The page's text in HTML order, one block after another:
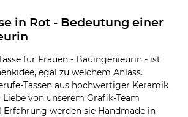
in Rot - Bedeutung einer
für Frauen - Bauingenieurin - ist
egal zu welchem Anlass.
Tassen aus hochwertiger Keramik
von unserem Grafik-Team
werden sie Handmade in